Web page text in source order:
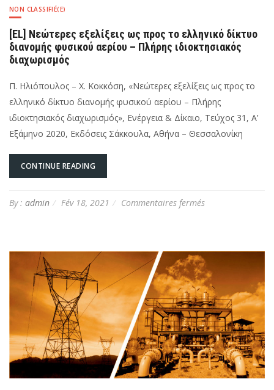
NON CLASSIFIÉ(E)
[EL] Νεώτερες εξελίξεις ως προς το ελληνικό δίκτυο
διανομής φυσικού αερίου – Πλήρης ιδιοκτησιακός
διαχωρισμός
Π. Ηλιόπουλος – Χ. Κοκκόση, «Νεώτερες εξελίξεις ως προς το
ελληνικό δίκτυο διανομής φυσικού αερίου – Πλήρης
ιδιοκτησιακός διαχωρισμός», Ενέργεια & Δίκαιο, Τεύχος 31, Α’
Εξάμηνο 2020, Εκδόσεις Σάκκουλα, Αθήνα – Θεσσαλονίκη
CONTINUE READING
By : admin Fév 18, 2021 Commentaires ferméssur
ως
προς
το
ελληνικό
δίκτυο
διανομής
φυσικού
αερίου
–
Πλήρης
ιδιοκτησιακός
διαχωρισμός